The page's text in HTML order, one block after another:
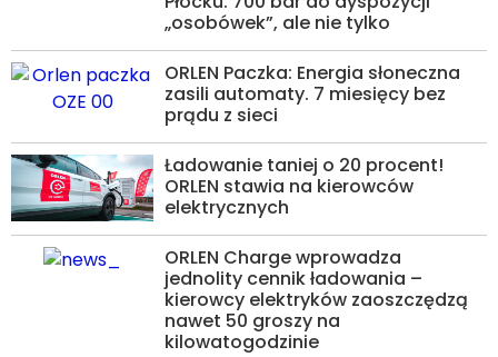
„osobówek”, ale nie tylko
ORLEN Paczka: Energia słoneczna
zasili automaty. 7 miesięcy bez
prądu z sieci
Ładowanie taniej o 20 procent!
ORLEN stawia na kierowców
elektrycznych
ORLEN Charge wprowadza
jednolity cennik ładowania –
kierowcy elektryków zaoszczędzą
nawet 50 groszy na
kilowatogodzinie